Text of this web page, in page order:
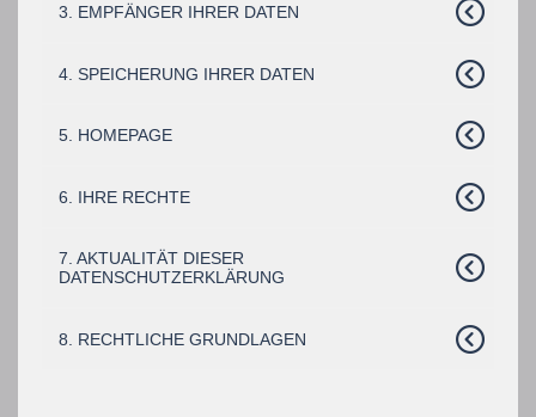
3. EMPFÄNGER IHRER DATEN
4. SPEICHERUNG IHRER DATEN
5. HOMEPAGE
6. IHRE RECHTE
7. AKTUALITÄT DIESER
DATENSCHUTZERKLÄRUNG
8. RECHTLICHE GRUNDLAGEN